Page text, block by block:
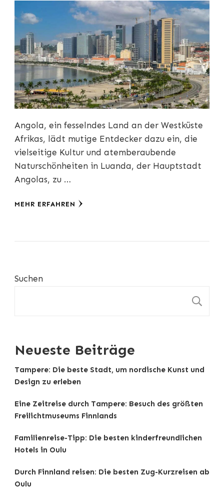
Angola, ein fesselndes Land an der Westküste
Afrikas, lädt mutige Entdecker dazu ein, die
vielseitige Kultur und atemberaubende
Naturschönheiten in Luanda, der Hauptstadt
Angolas, zu …
MEHR ERFAHREN
Suchen
Neueste Beiträge
Tampere: Die beste Stadt, um nordische Kunst und
Design zu erleben
Eine Zeitreise durch Tampere: Besuch des größten
Freilichtmuseums Finnlands
Familienreise-Tipp: Die besten kinderfreundlichen
Hotels in Oulu
Durch Finnland reisen: Die besten Zug-Kurzreisen ab
Oulu